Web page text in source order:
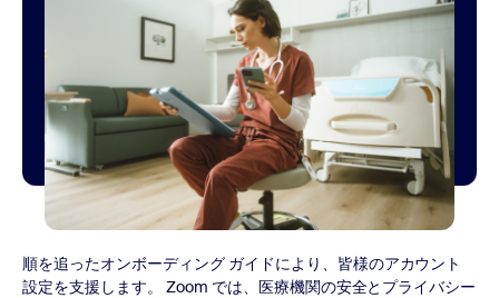
順を追ったオンボーディング ガイドにより、皆様のアカウント
設定を支援します。 Zoom では、医療機関の安全とプライバシー